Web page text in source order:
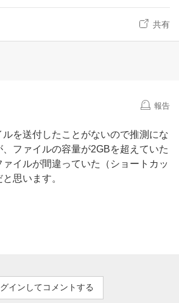
共有
報告
を送付したことがないので推測にな
ファイルの容量が2GBを超えていた
イルが間違っていた（ショートカッ
思います。
インしてコメントする